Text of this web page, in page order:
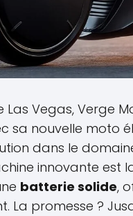
Las Vegas, Verge
sa nouvelle moto
dans le
innovante est
batterie solide,
La promesse ?